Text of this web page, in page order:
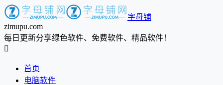
字母铺
zimupu.com
每日更新分享绿色软件、免费软件、精品软件！

首页
电脑软件